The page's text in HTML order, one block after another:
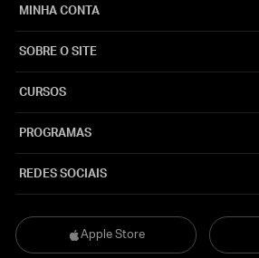
Apple Store
MINHA CONTA
SOBRE O SITE
CURSOS
PROGRAMAS
REDES SOCIAIS